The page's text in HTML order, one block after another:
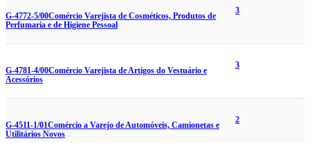
G-4772-5/00Comércio Varejista de Cosméticos, Produtos de
Perfumaria e de Higiene Pessoal
3
G-4781-4/00Comércio Varejista de Artigos do Vestuário e
Acessórios
3
G-4511-1/01Comércio a Varejo de Automóveis, Camionetas e
Utilitários Novos
2